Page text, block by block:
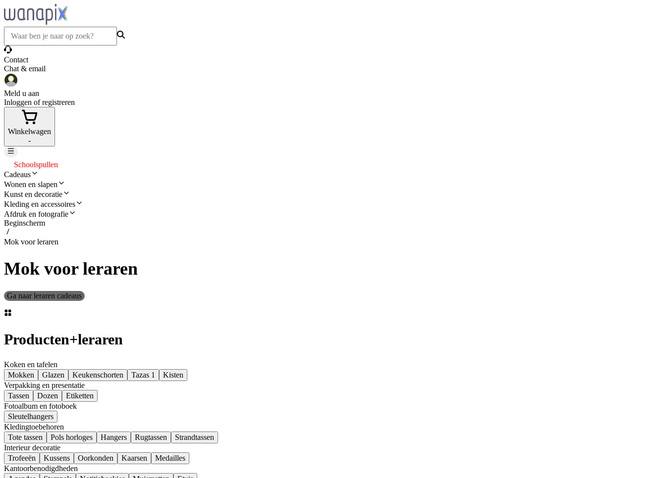
Contact
Chat & email
Meld u aan
Inloggen of registreren
Winkelwagen
-
Schoolspullen
Cadeaus
Wonen en slapen
Kunst en decoratie
Kleding en accessoires
Afdruk en fotografie
Beginscherm
Mok voor leraren
Mok voor leraren
Ga naar leraren cadeaus
Producten+leraren
Koken en tafelen
Mokken
Glazen Keukenschorten Tazas 1
Kisten
Verpakking en presentatie
Tassen
Dozen
Etiketten
Fotoalbum en fotoboek
Sleutelhangers
Kledingtoebehoren
Tote tassen
Pols horloges Hangers Rugtassen
Strandtassen
Interieur decoratie
Trofeeën
Kussens Oorkonden Kaarsen
Medailles
Kantoorbenodigdheden